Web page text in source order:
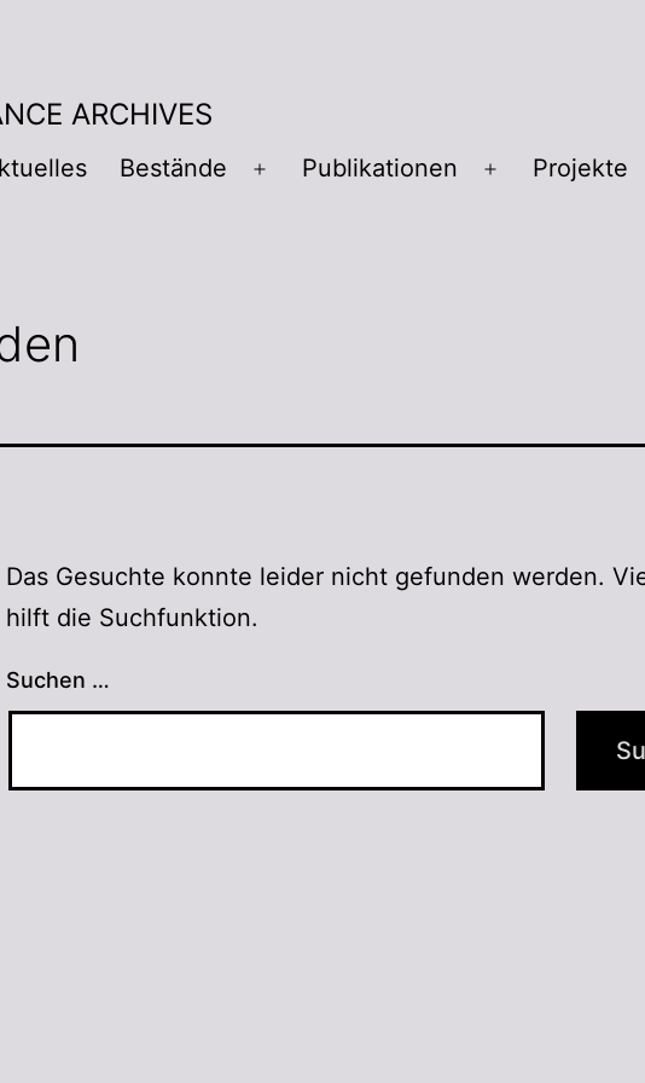
ARCHIVES
Bestände Publikationen Projekte
Das Gesuchte konnte leider nicht gefunden werden.
hilft die Suchfunktion.
Suchen …